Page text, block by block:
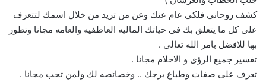
كشف روحاني فلكي عام عنك وعن من تريد من خلال اسمك لتتعرف
على كل ما يتعلق بك فى حياتك الماليه العاطفيه والعامه مجانا وتطور
بها للافضل بامر الله تعالى .
تفسير جميع الرؤى و الاحلام مجانا .
تعرف على صفات وطباع برجك .. وخصائصه لك ولمن تحب مجانا .